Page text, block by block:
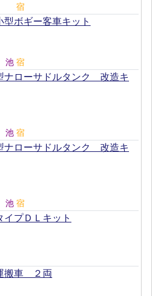
宿
ボギー客車キット
池 宿
ローサドルタンク 改造キ
池 宿
ローサドルタンク 改造キ
池 宿
プＤＬキット
搬車 ２両